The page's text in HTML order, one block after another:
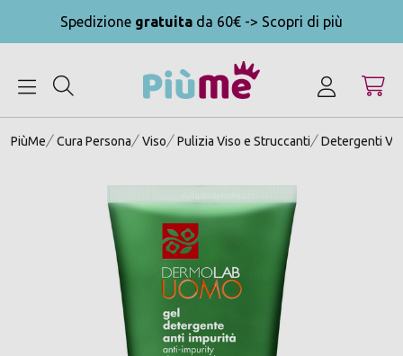
Spedizione gratuita da 60€ -> Scopri di più
PiùMe Cura Persona Viso Pulizia Viso e Struccanti Detergenti